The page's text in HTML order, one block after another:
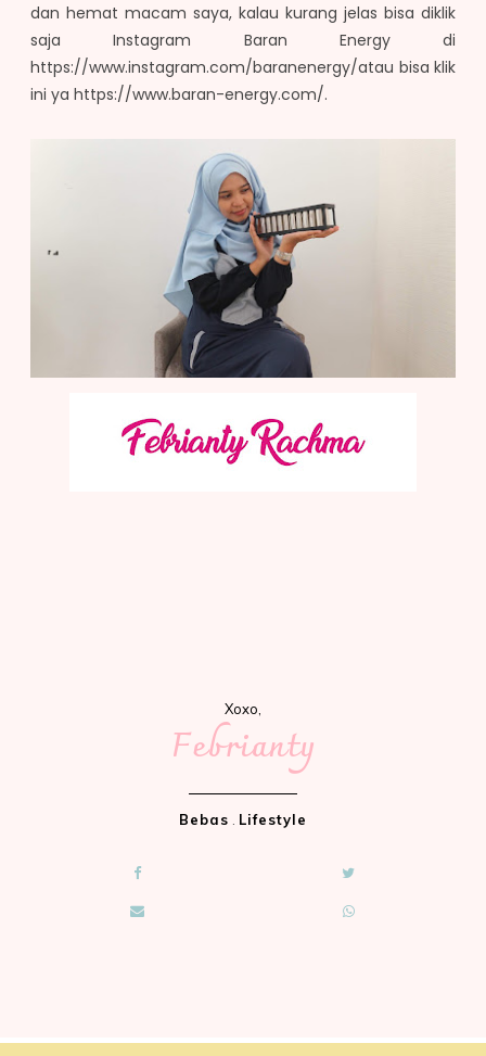
dan hemat macam saya, kalau kurang jelas bisa diklik
saja Instagram Baran Energy di
https://www.instagram.com/baranenergy/atau bisa klik
ini ya https://www.baran-energy.com/.
Xoxo,
Febrianty
Bebas . Lifestyle